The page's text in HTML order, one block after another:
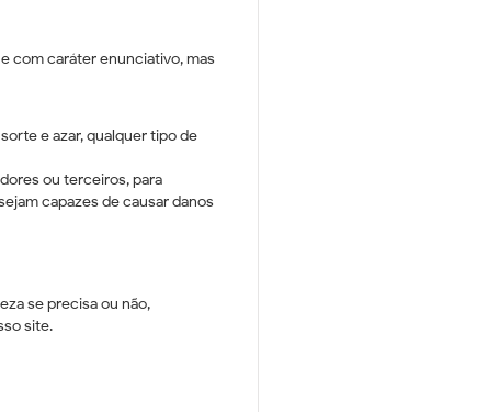
com caráter enunciativo, mas
e azar, qualquer tipo de
ou terceiros, para
capazes de causar danos
se precisa ou não,
site.